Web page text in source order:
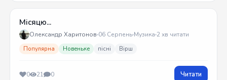
Місяцю...
Олександр Харитонов 06 Серпень Музика 2 хв читати
Популярна Новеньке пісні Вірш
0 21 0 Читати